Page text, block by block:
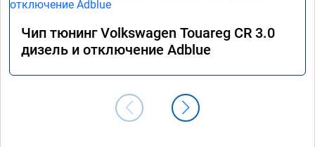
Чип тюнинг Volkswagen Touareg CR 3.0
дизель и отключение Adblue